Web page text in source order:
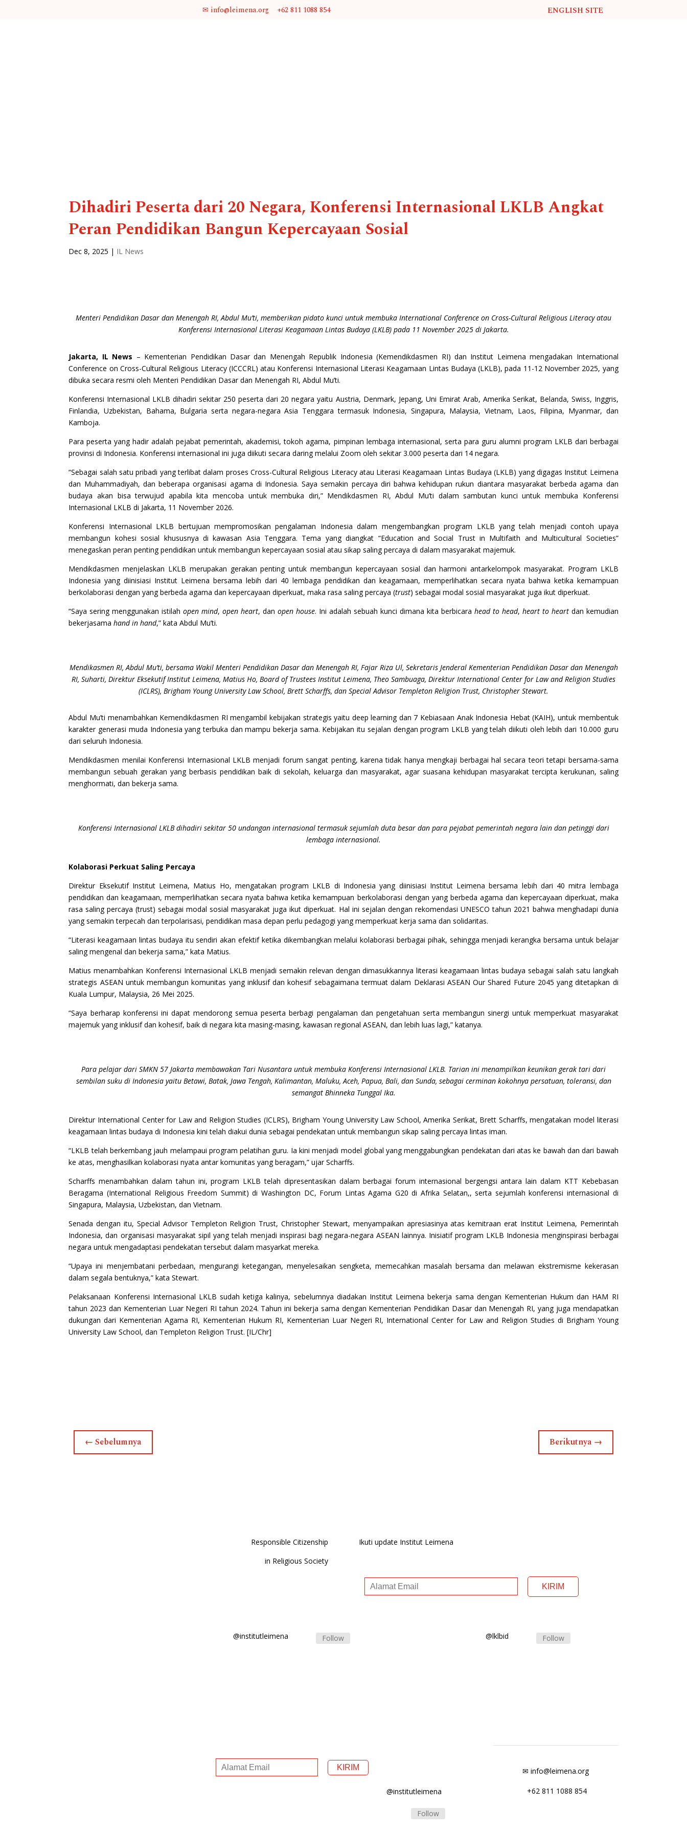
✉ info@leimena.org +62 811 1088 854 ENGLISH SITE
Dihadiri Peserta dari 20 Negara, Konferensi Internasional LKLB Angkat
Peran Pendidikan Bangun Kepercayaan Sosial
Dec 8, 2025 | IL News
Menteri Pendidikan Dasar dan Menengah RI, Abdul Mu’ti, memberikan pidato kunci untuk membuka International Conference on Cross-Cultural Religious Literacy atau
Konferensi Internasional Literasi Keagamaan Lintas Budaya (LKLB) pada 11 November 2025 di Jakarta.
Jakarta, IL News – Kementerian Pendidikan Dasar dan Menengah Republik Indonesia (Kemendikdasmen RI) dan Institut Leimena mengadakan International
Conference on Cross-Cultural Religious Literacy (ICCCRL) atau Konferensi Internasional Literasi Keagamaan Lintas Budaya (LKLB), pada 11-12 November 2025, yang
dibuka secara resmi oleh Menteri Pendidikan Dasar dan Menengah RI, Abdul Mu’ti.
Konferensi Internasional LKLB dihadiri sekitar 250 peserta dari 20 negara yaitu Austria, Denmark, Jepang, Uni Emirat Arab, Amerika Serikat, Belanda, Swiss, Inggris,
Finlandia, Uzbekistan, Bahama, Bulgaria serta negara-negara Asia Tenggara termasuk Indonesia, Singapura, Malaysia, Vietnam, Laos, Filipina, Myanmar, dan
Kamboja.
Para peserta yang hadir adalah pejabat pemerintah, akademisi, tokoh agama, pimpinan lembaga internasional, serta para guru alumni program LKLB dari berbagai
provinsi di Indonesia. Konferensi internasional ini juga diikuti secara daring melalui Zoom oleh sekitar 3.000 peserta dari 14 negara.
“Sebagai salah satu pribadi yang terlibat dalam proses Cross-Cultural Religious Literacy atau Literasi Keagamaan Lintas Budaya (LKLB) yang digagas Institut Leimena
dan Muhammadiyah, dan beberapa organisasi agama di Indonesia. Saya semakin percaya diri bahwa kehidupan rukun diantara masyarakat berbeda agama dan
budaya akan bisa terwujud apabila kita mencoba untuk membuka diri,” Mendikdasmen RI, Abdul Mu’ti dalam sambutan kunci untuk membuka Konferensi
Internasional LKLB di Jakarta, 11 November 2026.
Konferensi Internasional LKLB bertujuan mempromosikan pengalaman Indonesia dalam mengembangkan program LKLB yang telah menjadi contoh upaya
membangun kohesi sosial khususnya di kawasan Asia Tenggara. Tema yang diangkat “Education and Social Trust in Multifaith and Multicultural Societies”
menegaskan peran penting pendidikan untuk membangun kepercayaan sosial atau sikap saling percaya di dalam masyarakat majemuk.
Mendikdasmen menjelaskan LKLB merupakan gerakan penting untuk membangun kepercayaan sosial dan harmoni antarkelompok masyarakat. Program LKLB
Indonesia yang diinisiasi Institut Leimena bersama lebih dari 40 lembaga pendidikan dan keagamaan, memperlihatkan secara nyata bahwa ketika kemampuan
berkolaborasi dengan yang berbeda agama dan kepercayaan diperkuat, maka rasa saling percaya (trust) sebagai modal sosial masyarakat juga ikut diperkuat.
“Saya sering menggunakan istilah open mind, open heart, dan open house. Ini adalah sebuah kunci dimana kita berbicara head to head, heart to heart dan kemudian
bekerjasama hand in hand,” kata Abdul Mu’ti.
Mendikasmen RI, Abdul Mu’ti, bersama Wakil Menteri Pendidikan Dasar dan Menengah RI, Fajar Riza Ul, Sekretaris Jenderal Kementerian Pendidikan Dasar dan Menengah
RI, Suharti, Direktur Eksekutif Institut Leimena, Matius Ho, Board of Trustees Institut Leimena, Theo Sambuaga, Direktur International Center for Law and Religion Studies
(ICLRS), Brigham Young University Law School, Brett Scharffs, dan Special Advisor Templeton Religion Trust, Christopher Stewart.
Abdul Mu’ti menambahkan Kemendikdasmen RI mengambil kebijakan strategis yaitu deep learning dan 7 Kebiasaan Anak Indonesia Hebat (KAIH), untuk membentuk
karakter generasi muda Indonesia yang terbuka dan mampu bekerja sama. Kebijakan itu sejalan dengan program LKLB yang telah diikuti oleh lebih dari 10.000 guru
dari seluruh Indonesia.
Mendikdasmen menilai Konferensi Internasional LKLB menjadi forum sangat penting, karena tidak hanya mengkaji berbagai hal secara teori tetapi bersama-sama
membangun sebuah gerakan yang berbasis pendidikan baik di sekolah, keluarga dan masyarakat, agar suasana kehidupan masyarakat tercipta kerukunan, saling
menghormati, dan bekerja sama.
Konferensi Internasional LKLB dihadiri sekitar 50 undangan internasional termasuk sejumlah duta besar dan para pejabat pemerintah negara lain dan petinggi dari
lembaga internasional.
Kolaborasi Perkuat Saling Percaya
Direktur Eksekutif Institut Leimena, Matius Ho, mengatakan program LKLB di Indonesia yang diinisiasi Institut Leimena bersama lebih dari 40 mitra lembaga
pendidikan dan keagamaan, memperlihatkan secara nyata bahwa ketika kemampuan berkolaborasi dengan yang berbeda agama dan kepercayaan diperkuat, maka
rasa saling percaya (trust) sebagai modal sosial masyarakat juga ikut diperkuat. Hal ini sejalan dengan rekomendasi UNESCO tahun 2021 bahwa menghadapi dunia
yang semakin terpecah dan terpolarisasi, pendidikan masa depan perlu pedagogi yang memperkuat kerja sama dan solidaritas.
“Literasi keagamaan lintas budaya itu sendiri akan efektif ketika dikembangkan melalui kolaborasi berbagai pihak, sehingga menjadi kerangka bersama untuk belajar
saling mengenal dan bekerja sama,” kata Matius.
Matius menambahkan Konferensi Internasional LKLB menjadi semakin relevan dengan dimasukkannya literasi keagamaan lintas budaya sebagai salah satu langkah
strategis ASEAN untuk membangun komunitas yang inklusif dan kohesif sebagaimana termuat dalam Deklarasi ASEAN Our Shared Future 2045 yang ditetapkan di
Kuala Lumpur, Malaysia, 26 Mei 2025.
“Saya berharap konferensi ini dapat mendorong semua peserta berbagi pengalaman dan pengetahuan serta membangun sinergi untuk memperkuat masyarakat
majemuk yang inklusif dan kohesif, baik di negara kita masing-masing, kawasan regional ASEAN, dan lebih luas lagi,” katanya.
Para pelajar dari SMKN 57 Jakarta membawakan Tari Nusantara untuk membuka Konferensi Internasional LKLB. Tarian ini menampilkan keunikan gerak tari dari
sembilan suku di Indonesia yaitu Betawi, Batak, Jawa Tengah, Kalimantan, Maluku, Aceh, Papua, Bali, dan Sunda, sebagai cerminan kokohnya persatuan, toleransi, dan
semangat Bhinneka Tunggal Ika.
Direktur International Center for Law and Religion Studies (ICLRS), Brigham Young University Law School, Amerika Serikat, Brett Scharffs, mengatakan model literasi
keagamaan lintas budaya di Indonesia kini telah diakui dunia sebagai pendekatan untuk membangun sikap saling percaya lintas iman.
“LKLB telah berkembang jauh melampaui program pelatihan guru. Ia kini menjadi model global yang menggabungkan pendekatan dari atas ke bawah dan dari bawah
ke atas, menghasilkan kolaborasi nyata antar komunitas yang beragam,” ujar Scharffs.
Scharffs menambahkan dalam tahun ini, program LKLB telah dipresentasikan dalam berbagai forum internasional bergengsi antara lain dalam KTT Kebebasan
Beragama (International Religious Freedom Summit) di Washington DC, Forum Lintas Agama G20 di Afrika Selatan,, serta sejumlah konferensi internasional di
Singapura, Malaysia, Uzbekistan, dan Vietnam.
Senada dengan itu, Special Advisor Templeton Religion Trust, Christopher Stewart, menyampaikan apresiasinya atas kemitraan erat Institut Leimena, Pemerintah
Indonesia, dan organisasi masyarakat sipil yang telah menjadi inspirasi bagi negara-negara ASEAN lainnya. Inisiatif program LKLB Indonesia menginspirasi berbagai
negara untuk mengadaptasi pendekatan tersebut dalam masyarkat mereka.
“Upaya ini menjembatani perbedaan, mengurangi ketegangan, menyelesaikan sengketa, memecahkan masalah bersama dan melawan ekstremisme kekerasan
dalam segala bentuknya,” kata Stewart.
Pelaksanaan Konferensi Internasional LKLB sudah ketiga kalinya, sebelumnya diadakan Institut Leimena bekerja sama dengan Kementerian Hukum dan HAM RI
tahun 2023 dan Kementerian Luar Negeri RI tahun 2024. Tahun ini bekerja sama dengan Kementerian Pendidikan Dasar dan Menengah RI, yang juga mendapatkan
dukungan dari Kementerian Agama RI, Kementerian Hukum RI, Kementerian Luar Negeri RI, International Center for Law and Religion Studies di Brigham Young
University Law School, dan Templeton Religion Trust. [IL/Chr]
←Sebelumnya Berikutnya→
Responsible Citizenship
in Religious Society
Ikuti update Institut Leimena
@institutleimena Follow @lklbid Follow
@institutleimena
Follow
✉ info@leimena.org
+62 811 1088 854